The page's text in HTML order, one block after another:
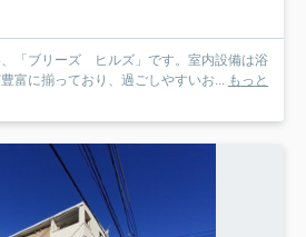
「ブリーズ ヒルズ」です。室内設備は浴
富に揃っており、過ごしやすいお... もっと